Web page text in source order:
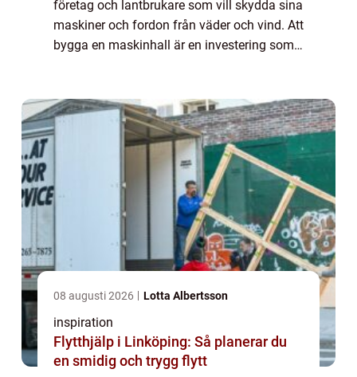
företag och lantbrukare som vill skydda sina
maskiner och fordon från väder och vind. Att
bygga en maskinhall är en investering som
08 augusti 2026 Lotta Albertsson
inspiration
Flytthjälp i Linköping: Så planerar du
en smidig och trygg flytt